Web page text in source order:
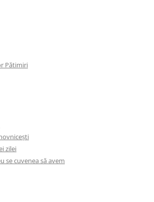
Pătimiri
zilei
se cuvenea să avem